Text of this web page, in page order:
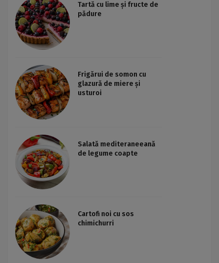
Tartă cu lime și fructe de
pădure
Frigărui de somon cu
glazură de miere și
usturoi
Salată mediteraneeană
de legume coapte
Cartofi noi cu sos
chimichurri